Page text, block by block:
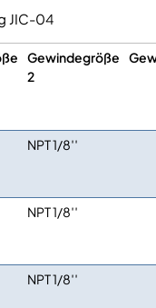
JIC-04
Gewindegröße
2
NPT 1/8′′
NPT 1/8′′
NPT 1/8′′